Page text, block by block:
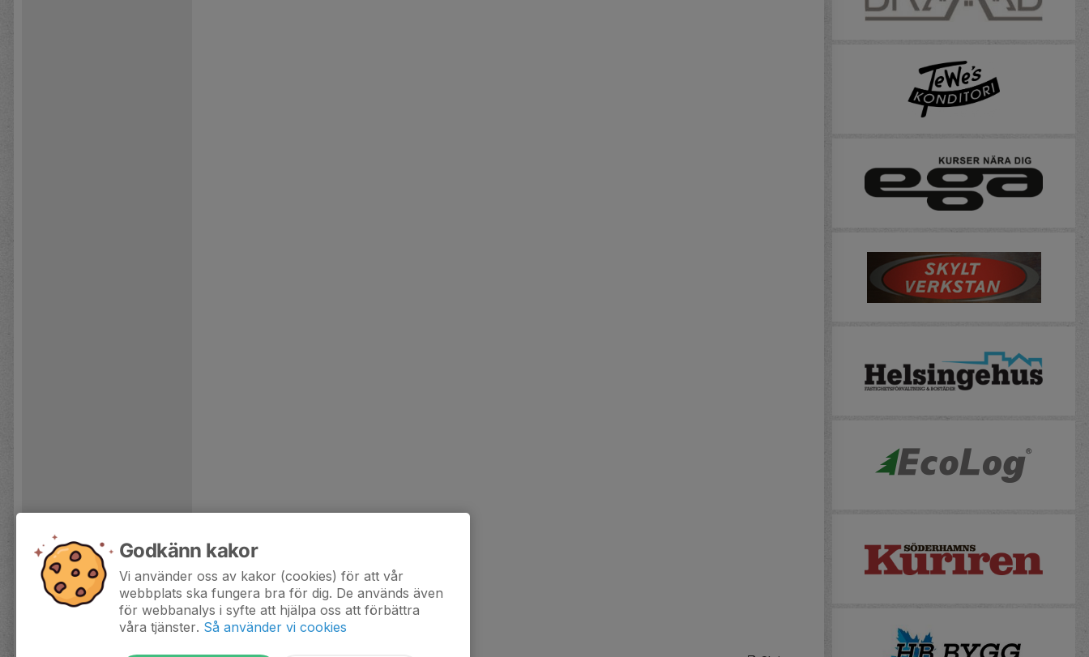
Godkänn kakor
Vi använder oss av kakor (cookies) för att vår
webbplats ska fungera bra för dig. De används även
för webbanalys i syfte att hjälpa oss att förbättra
våra tjänster. Så använder vi cookies